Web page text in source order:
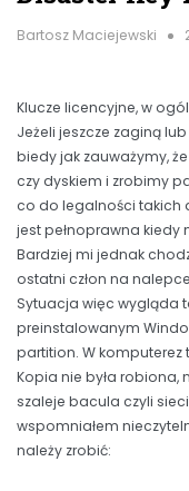
Bartosz Maciejewski
Klucze licencyjne, w
Jeżeli jeszcze zaginą
biedy jak zauważymy,
czy dyskiem i zrobimy
co do legalności takich
jest pełnoprawna kiedy
Bardziej mi jednak
ostatni człon na
Sytuacja więc wygląda
preinstalowanym
partition. W
Kopia nie była robiona,
szaleje bacula czyli
wspomniałem
należy zrobić: